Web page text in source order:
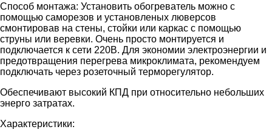
Способ монтажа: Установить обогреватель можно с
помощью саморезов и установленых люверсов
смонтировав на стены, стойки или каркас с помощью
струны или веревки. Очень просто монтируется и
подключается к сети 220В. Для экономии электроэнергии и
предотвращения перегрева микроклимата, рекомендуем
подключать через розеточный терморегулятор.
Обеспечивают высокий КПД при относительно небольших
энерго затратах.
Характеристики: